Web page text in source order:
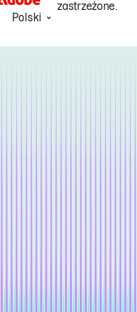
zastrzeżone.
Polski